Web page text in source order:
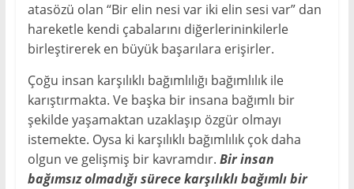
atasözü olan “Bir elin nesi var iki elin sesi var” dan
hareketle kendi çabalarını diğerlerininkilerle
birleştirerek en büyük başarılara erişirler.
Çoğu insan karşılıklı bağımlılığı bağımlılık ile
karıştırmakta. Ve başka bir insana bağımlı bir
şekilde yaşamaktan uzaklaşıp özgür olmayı
istemekte. Oysa ki karşılıklı bağımlılık çok daha
olgun ve gelişmiş bir kavramdır. Bir insan
bağımsız olmadığı sürece karşılıklı bağımlı bir